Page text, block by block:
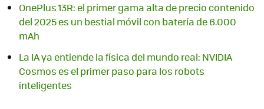
OnePlus 13R: el primer gama alta de precio contenido
del 2025 es un bestial móvil con batería de 6.000
mAh
La IA ya entiende la física del mundo real: NVIDIA
Cosmos es el primer paso para los robots
inteligentes